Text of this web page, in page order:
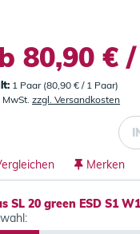
80,90 €
1 Paar (80,90 € / 1 Paar)
MwSt.zzgl. Versandkosten
Merken
SL 20 green ESD S1